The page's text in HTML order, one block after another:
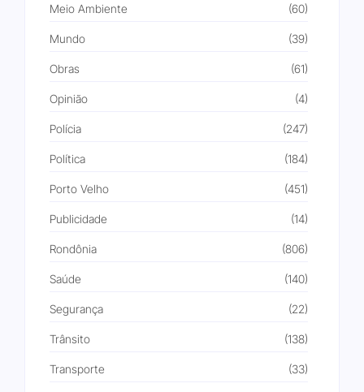
Meio Ambiente (60)
Mundo (39)
Obras (61)
Opinião (4)
Polícia (247)
Política (184)
Porto Velho (451)
Publicidade (14)
Rondônia (806)
Saúde (140)
Segurança (22)
Trânsito (138)
Transporte (33)